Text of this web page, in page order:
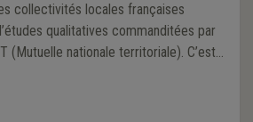
collectivités locales françaises
qualitatives commanditées par
(Mutuelle nationale territoriale). C’est